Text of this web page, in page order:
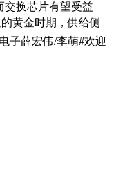
交换芯片有望受益
黄金时期，供给侧
子薛宏伟/李萌#欢迎